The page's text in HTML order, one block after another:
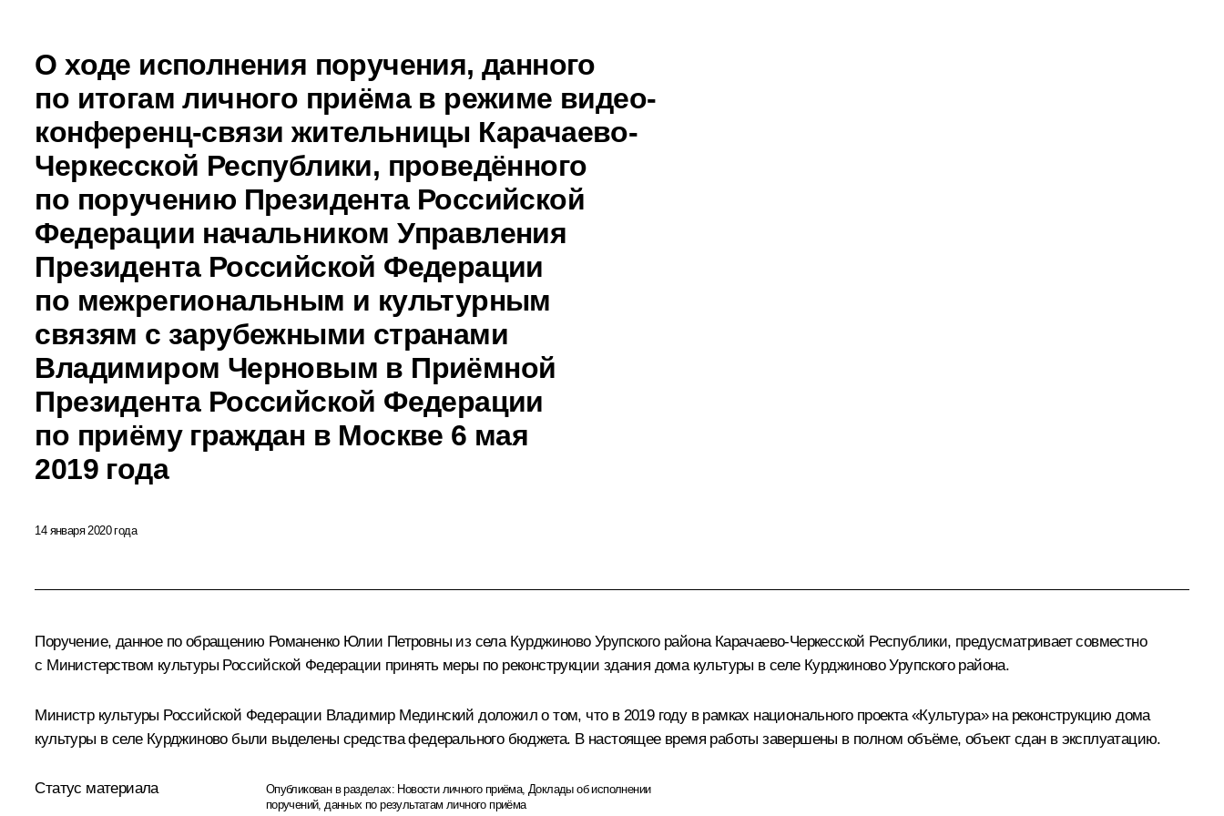
О ходе исполнения поручения, данного
по итогам личного приёма в режиме видео-
конференц-связи жительницы Карачаево-
Черкесской Республики, проведённого
по поручению Президента Российской
Федерации начальником Управления
Президента Российской Федерации
по межрегиональным и культурным
связям с зарубежными странами
Владимиром Черновым в Приёмной
Президента Российской Федерации
по приёму граждан в Москве 6 мая
2019 года
14 января 2020 года
Поручение, данное по обращению Романенко Юлии Петровны из села Курджиново Урупского района Карачаево-Черкесской Республики, предусматривает совместно
с Министерством культуры Российской Федерации принять меры по реконструкции здания дома культуры в селе Курджиново Урупского района.
Министр культуры Российской Федерации Владимир Мединский доложил о том, что в 2019 году в рамках национального проекта «Культура» на реконструкцию дома
культуры в селе Курджиново были выделены средства федерального бюджета. В настоящее время работы завершены в полном объёме, объект сдан в эксплуатацию.
Статус материала Опубликован в разделах: Новости личного приёма,Доклады об исполнении
поручений, данных по результатам личного приёма